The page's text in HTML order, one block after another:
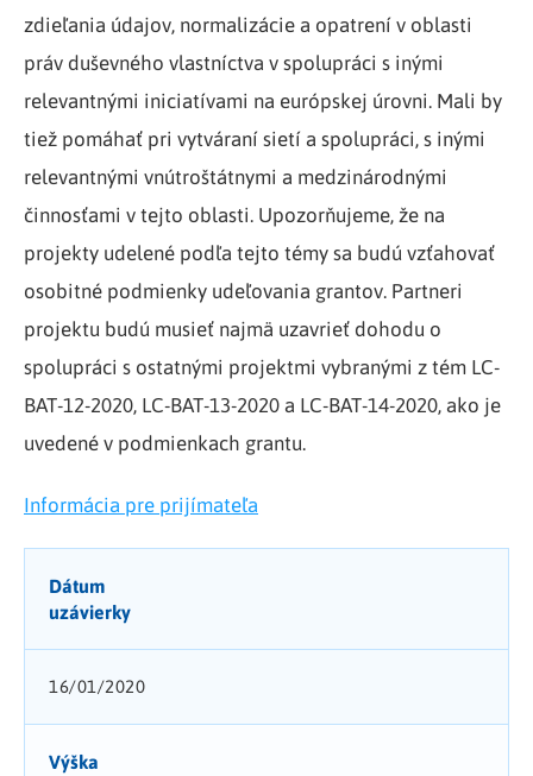
zdieľania údajov, normalizácie a opatrení v oblasti
práv duševného vlastníctva v spolupráci s inými
relevantnými iniciatívami na európskej úrovni. Mali by
tiež pomáhať pri vytváraní sietí a spolupráci, s inými
relevantnými vnútroštátnymi a medzinárodnými
činnosťami v tejto oblasti. Upozorňujeme, že na
projekty udelené podľa tejto témy sa budú vzťahovať
osobitné podmienky udeľovania grantov. Partneri
projektu budú musieť najmä uzavrieť dohodu o
spolupráci s ostatnými projektmi vybranými z tém LC-
BAT-12-2020, LC-BAT-13-2020 a LC-BAT-14-2020, ako je
uvedené v podmienkach grantu.
Informácia pre prijímateľa
Dátum
uzávierky
16/01/2020
Výška